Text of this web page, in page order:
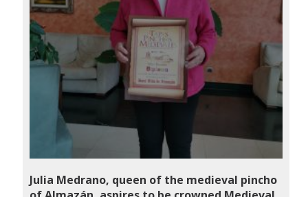
Julia Medrano, queen of the medieval pincho